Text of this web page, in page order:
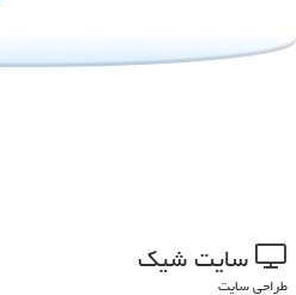
سایت شیك
طراحی سایت